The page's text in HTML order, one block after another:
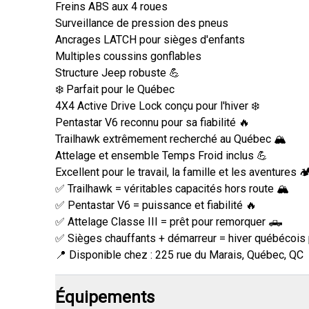
Freins ABS aux 4 roues
Surveillance de pression des pneus
Ancrages LATCH pour sièges d'enfants
Multiples coussins gonflables
Structure Jeep robuste 💪
❄️ Parfait pour le Québec
4X4 Active Drive Lock conçu pour l'hiver ❄️
Pentastar V6 reconnu pour sa fiabilité 🔥
Trailhawk extrêmement recherché au Québec 🏔️
Attelage et ensemble Temps Froid inclus 💪
Excellent pour le travail, la famille et les aventures
✅ Trailhawk = véritables capacités hors route 🏔️
✅ Pentastar V6 = puissance et fiabilité 🔥
✅ Attelage Classe III = prêt pour remorquer 🛻
✅ Sièges chauffants + démarreur = hiver
📍 Disponible chez : 225 rue du Marais, Québec, QC
Équipements